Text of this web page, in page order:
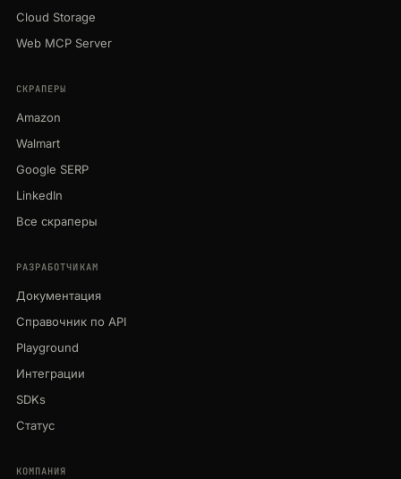
Cloud Storage
Web MCP Server
СКРАПЕРЫ
Amazon
Walmart
Google SERP
LinkedIn
Все скраперы
РАЗРАБОТЧИКАМ
Документация
Справочник по API
Playground
Интеграции
SDKs
Статус
КОМПАНИЯ